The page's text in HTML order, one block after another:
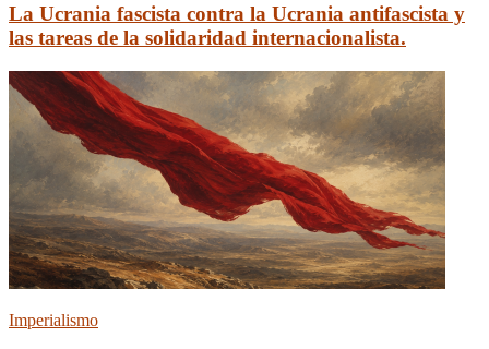
La Ucrania fascista contra la Ucrania antifascista y
las tareas de la solidaridad internacionalista.
Imperialismo